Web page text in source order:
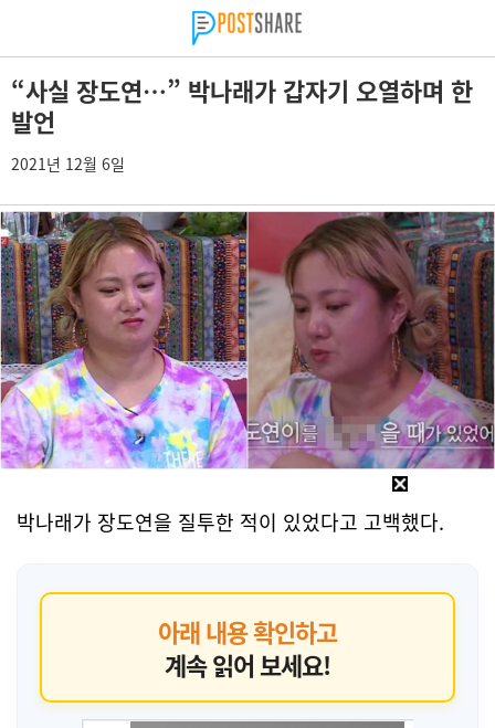
“사실 장도연…” 박나래가 갑자기 오열하며 한
발언
2021년 12월 6일
박나래가 장도연을 질투한 적이 있었다고 고백했다.
아래 내용 확인하고
계속 읽어 보세요!